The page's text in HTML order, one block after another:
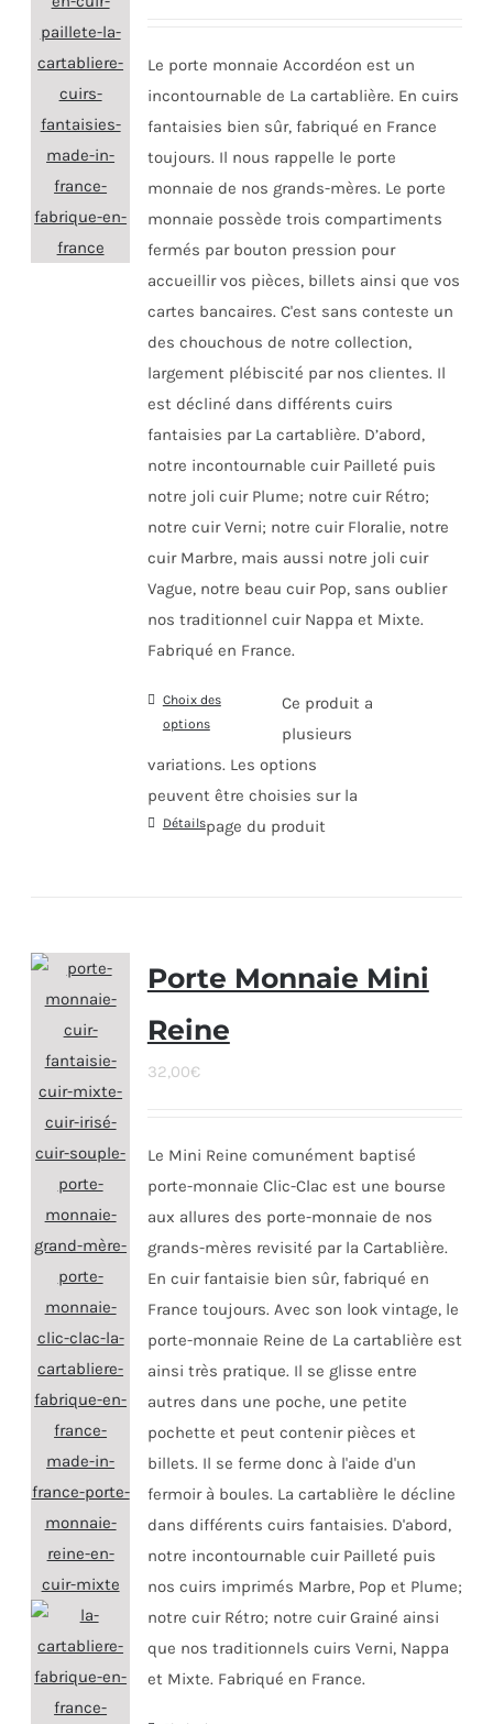
Le porte monnaie Accordéon est un
incontournable de La cartablière. En cuirs
fantaisies bien sûr, fabriqué en France
toujours. Il nous rappelle le porte
monnaie de nos grands-mères. Le porte
monnaie possède trois compartiments
fermés par bouton pression pour
accueillir vos pièces, billets ainsi que vos
cartes bancaires. C'est sans conteste un
des chouchous de notre collection,
largement plébiscité par nos clientes. Il
est décliné dans différents cuirs
fantaisies par La cartablière. D’abord,
notre incontournable cuir Pailleté puis
notre joli cuir Plume; notre cuir Rétro;
notre cuir Verni; notre cuir Floralie, notre
cuir Marbre, mais aussi notre joli cuir
Vague, notre beau cuir Pop, sans oublier
nos traditionnel cuir Nappa et Mixte.
Fabriqué en France.
Choix des
options
Ce produit a
plusieurs
variations. Les options
peuvent être choisies sur la
page du produit
Détails
Porte Monnaie Mini
Reine
32,00€
Le Mini Reine comunément baptisé
porte-monnaie Clic-Clac est une bourse
aux allures des porte-monnaie de nos
grands-mères revisité par la Cartablière.
En cuir fantaisie bien sûr, fabriqué en
France toujours. Avec son look vintage, le
porte-monnaie Reine de La cartablière est
ainsi très pratique. Il se glisse entre
autres dans une poche, une petite
pochette et peut contenir pièces et
billets. Il se ferme donc à l'aide d'un
fermoir à boules. La cartablière le décline
dans différents cuirs fantaisies. D'abord,
notre incontournable cuir Pailleté puis
nos cuirs imprimés Marbre, Pop et Plume;
notre cuir Rétro; notre cuir Grainé ainsi
que nos traditionnels cuirs Verni, Nappa
et Mixte. Fabriqué en France.